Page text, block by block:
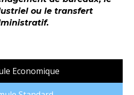
ou le transfert
Economique